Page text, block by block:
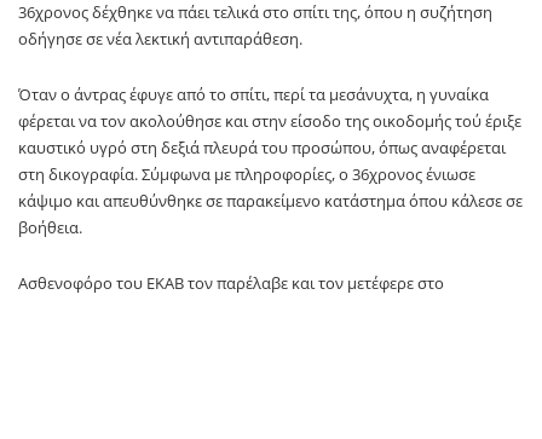
36χρονος δέχθηκε να πάει τελικά στο σπίτι της, όπου η συζήτηση
οδήγησε σε νέα λεκτική αντιπαράθεση.
Όταν ο άντρας έφυγε από το σπίτι, περί τα μεσάνυχτα, η γυναίκα
φέρεται να τον ακολούθησε και στην είσοδο της οικοδομής τού έριξε
καυστικό υγρό στη δεξιά πλευρά του προσώπου, όπως αναφέρεται
στη δικογραφία. Σύμφωνα με πληροφορίες, ο 36χρονος ένιωσε
κάψιμο και απευθύνθηκε σε παρακείμενο κατάστημα όπου κάλεσε σε
βοήθεια.
Ασθενοφόρο του ΕΚΑΒ τον παρέλαβε και τον μετέφερε στο